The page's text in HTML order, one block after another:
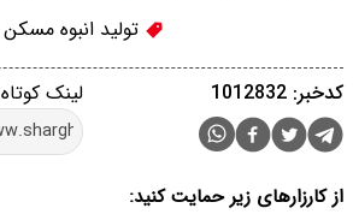
تولید انبوه مسکن
لینک کوتاه کدخبر: 1012832
از کارزارهای زیر حمایت کنید: